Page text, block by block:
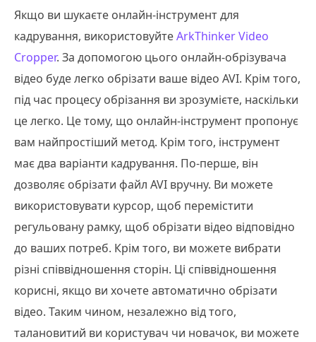
Якщо ви шукаєте онлайн-інструмент для
кадрування, використовуйтеArkThinker Video
Cropper. За допомогою цього онлайн-обрізувача
відео буде легко обрізати ваше відео AVI. Крім того,
під час процесу обрізання ви зрозумієте, наскільки
це легко. Це тому, що онлайн-інструмент пропонує
вам найпростіший метод. Крім того, інструмент
має два варіанти кадрування. По-перше, він
дозволяє обрізати файл AVI вручну. Ви можете
використовувати курсор, щоб перемістити
регульовану рамку, щоб обрізати відео відповідно
до ваших потреб. Крім того, ви можете вибрати
різні співвідношення сторін. Ці співвідношення
корисні, якщо ви хочете автоматично обрізати
відео. Таким чином, незалежно від того,
талановитий ви користувач чи новачок, ви можете